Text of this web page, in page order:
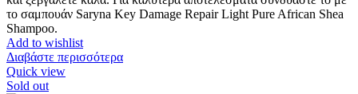
το σαμπουάν Saryna Key Damage Repair Light Pure African Shea
Shampoo.
Add to wishlist
Διαβάστε περισσότερα
Quick view
Sold out